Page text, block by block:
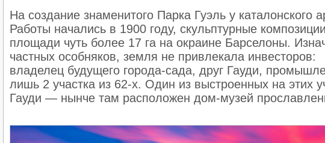
На создание знаменитого Парка Гуэль у каталонского
Работы начались в 1900 году, скульптурные
площади чуть более 17 га на окраине Барселоны.
частных особняков, земля не привлекала инвесторов:
владелец будущего города-сада, друг Гауди,
лишь 2 участка из 62-х. Один из выстроенных на этих
Гауди — нынче там расположен дом-музей